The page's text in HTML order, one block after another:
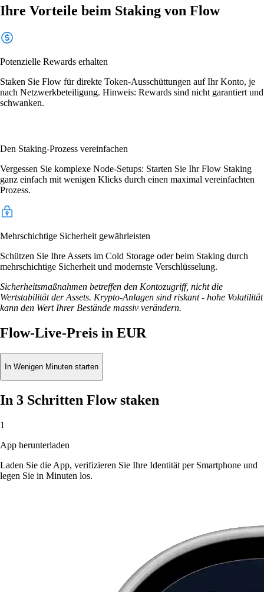
Ihre Vorteile beim Staking von Flow
Potenzielle Rewards erhalten
Staken Sie Flow für direkte Token-Ausschüttungen auf Ihr Konto, je
nach Netzwerkbeteiligung. Hinweis: Rewards sind nicht garantiert und
schwanken.
Den Staking-Prozess vereinfachen
Vergessen Sie komplexe Node-Setups: Starten Sie Ihr Flow Staking
ganz einfach mit wenigen Klicks durch einen maximal vereinfachten
Prozess.
Mehrschichtige Sicherheit gewährleisten
Schützen Sie Ihre Assets im Cold Storage oder beim Staking durch
mehrschichtige Sicherheit und modernste Verschlüsselung.
Sicherheitsmaßnahmen betreffen den Kontozugriff, nicht die
Wertstabilität der Assets. Krypto-Anlagen sind riskant - hohe Volatilität
kann den Wert Ihrer Bestände massiv verändern.
Flow-Live-Preis in EUR
In Wenigen Minuten starten
In 3 Schritten Flow staken
1
App herunterladen
Laden Sie die App, verifizieren Sie Ihre Identität per Smartphone und
legen Sie in Minuten los.